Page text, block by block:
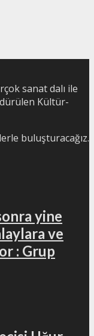
sanat dalı ile
Kültür-
buluşturacağız.
yine
ve
: Grup